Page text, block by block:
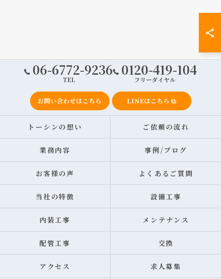
06-6772-9236
TEL
0120-419-104
フリーダイヤル
お問い合わせはこちら LINEはこちら
トーシンの想い ご依頼の流れ
業務内容 事例/ブログ
お客様の声 よくあるご質問
当社の特徴 設備工事
内装工事 メンテナンス
配管工事 交換
アクセス 求人募集